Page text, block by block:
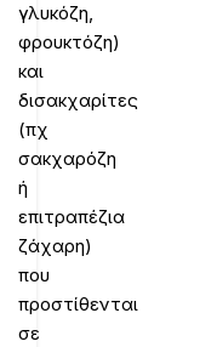
γλυκόζη,
φρουκτόζη)
και
δισακχαρίτες
(πχ
σακχαρόζη
ή
επιτραπέζια
ζάχαρη)
που
προστίθενται
σε